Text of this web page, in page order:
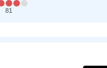
81